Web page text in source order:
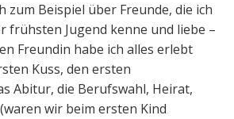
zum Beispiel über Freunde, die ich
frühsten Jugend kenne und liebe –
Freundin habe ich alles erlebt
Kuss, den ersten
Abitur, die Berufswahl, Heirat,
wir beim ersten Kind